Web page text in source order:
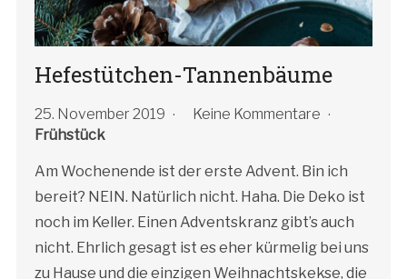
Hefestütchen-Tannenbäume
25. November 2019
Keine Kommentare
Frühstück
Am Wochenende ist der erste Advent. Bin ich
bereit? NEIN. Natürlich nicht. Haha. Die Deko ist
noch im Keller. Einen Adventskranz gibt’s auch
nicht. Ehrlich gesagt ist es eher kürmelig bei uns
zu Hause und die einzigen Weihnachtskekse, die